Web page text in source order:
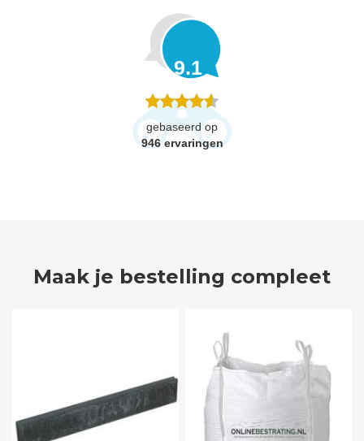
9.1
gebaseerd op
946 ervaringen
Maak je bestelling compleet